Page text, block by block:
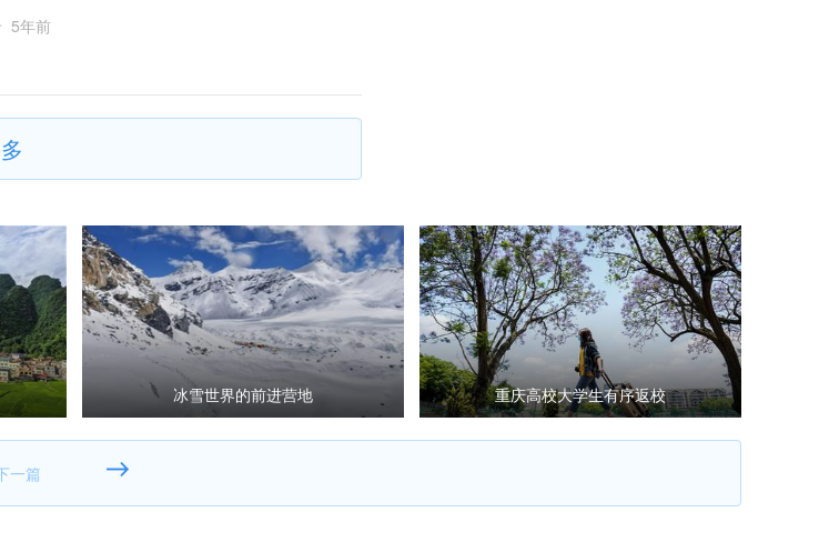
5年前
冰雪世界的前进营地 重庆高校大学生有序返校